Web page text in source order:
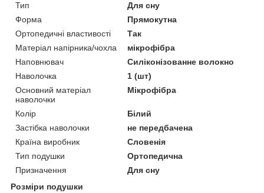
Тип
Для сну
Форма
Прямокутна
Ортопедичні властивості
Так
Матеріал напірника/чохла
мікрофібра
Наповнювач
Силіконізованне волокно
Наволочка
1 (шт)
Основний матеріал
наволочки
Мікрофібра
Колір
Білий
Застібка наволочки
не передбачена
Країна виробник
Словенія
Тип подушки
Ортопедична
Призначення
Для сну
Розміри подушки